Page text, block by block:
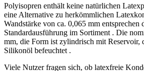
Polyisopren enthält keine natürlichen
eine Alternative zu herkömmlichen
Wandstärke von ca. 0,065 mm entsprechen
Standardausführung im Sortiment . Die
mm, die Form ist zylindrisch mit Reservoir,
Silikonöl befeuchtet .
Viele Nutzer fragen sich, ob latexfreie